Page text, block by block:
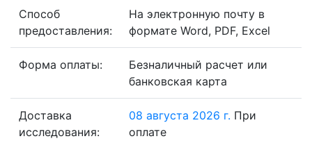
Способ
предоставления:
На электронную почту в
формате Word, PDF, Excel
Форма оплаты:
Безналичный расчет или
банковская карта
Доставка
исследования:
08 августа 2026 г. При
оплате